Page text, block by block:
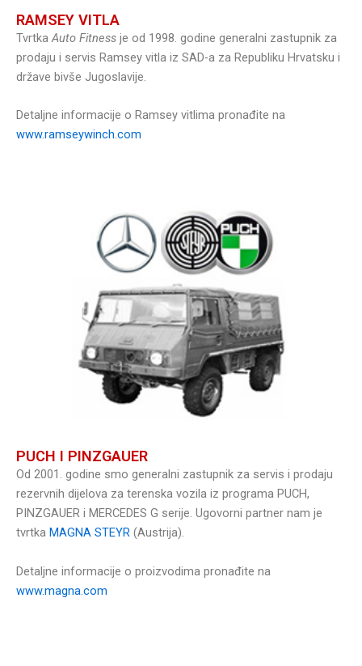
RAMSEY VITLA
TvrtkaAuto Fitness je od 1998. godine generalni zastupnik za
prodaju i servis Ramsey vitla iz SAD-a za Republiku Hrvatsku i
države bivše Jugoslavije.
Detaljne informacije o Ramsey vitlima pronađite na
www.ramseywinch.com
PUCH I PINZGAUER
Od 2001. godine smo generalni zastupnik za servis i prodaju
rezervnih dijelova za terenska vozila iz programa PUCH,
PINZGAUER i MERCEDES G serije. Ugovorni partner nam je
tvrtka MAGNA STEYR (Austrija).
Detaljne informacije o proizvodima pronađite na
www.magna.com